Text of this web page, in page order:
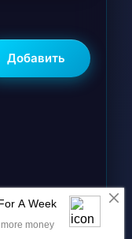
Добавить